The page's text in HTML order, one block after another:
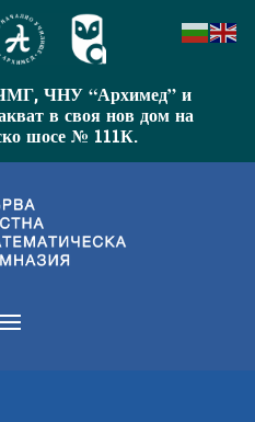
ЧНУ “Архимед” и
в своя нов дом на
шосе № 111К.